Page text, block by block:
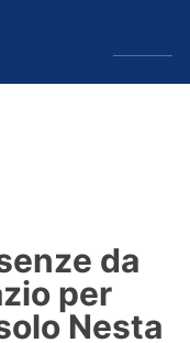
da
per
Nesta